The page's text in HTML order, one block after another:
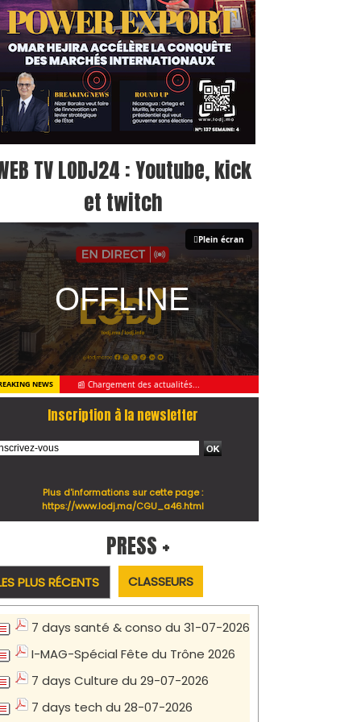
TV LODJ24 : Youtube, kick
et twitch
Plein écran
NEWS 📰 Chargement des actualités...
Inscription à la newsletter
Plus d'informations sur cette page :
https://www.lodj.ma/CGU_a46.html
PRESS +
PLUS RÉCENTS CLASSEURS
7 days santé & conso du 31-07-2026
I-MAG-Spécial Fête du Trône 2026
7 days Culture du 29-07-2026
7 days tech du 28-07-2026